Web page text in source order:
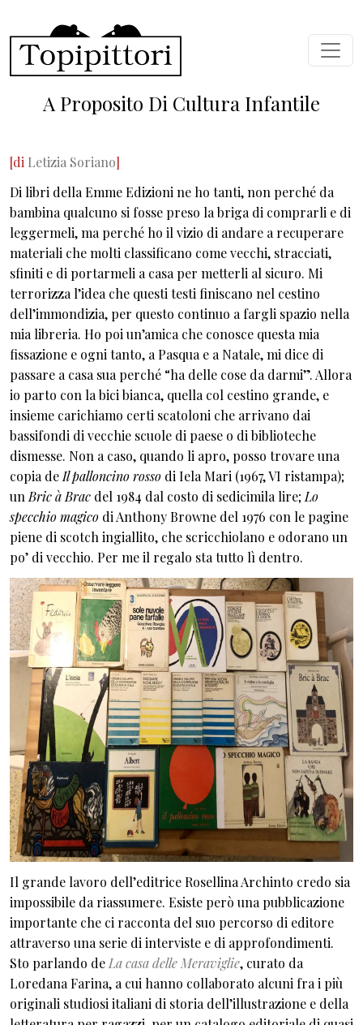
A Proposito Di Cultura Infantile
[di Letizia Soriano]
Di libri della Emme Edizioni ne ho tanti, non perché da
bambina qualcuno si fosse preso la briga di comprarli e di
leggermeli, ma perché ho il vizio di andare a recuperare
materiali che molti classificano come vecchi, stracciati,
sfiniti e di portarmeli a casa per metterli al sicuro. Mi
terrorizza l’idea che questi testi finiscano nel cestino
dell’immondizia, per questo continuo a fargli spazio nella
mia libreria. Ho poi un’amica che conosce questa mia
fissazione e ogni tanto, a Pasqua e a Natale, mi dice di
passare a casa sua perché “ha delle cose da darmi”. Allora
io parto con la bici bianca, quella col cestino grande, e
insieme carichiamo certi scatoloni che arrivano dai
bassifondi di vecchie scuole di paese o di biblioteche
dismesse. Non a caso, quando li apro, posso trovare una
copia de Il palloncino rosso di Iela Mari (1967, VI ristampa);
un Bric à Brac del 1984 dal costo di sedicimila lire; Lo
specchio magico di Anthony Browne del 1976 con le pagine
piene di scotch ingiallito, che scricchiolano e odorano un
po’ di vecchio. Per me il regalo sta tutto lì dentro.
Il grande lavoro dell’editrice Rosellina Archinto credo sia
impossibile da riassumere. Esiste però una pubblicazione
importante che ci racconta del suo percorso di editore
attraverso una serie di interviste e di approfondimenti.
Sto parlando de La casa delle Meraviglie, curato da
Loredana Farina, a cui hanno collaborato alcuni fra i più
originali studiosi italiani di storia dell’illustrazione e della